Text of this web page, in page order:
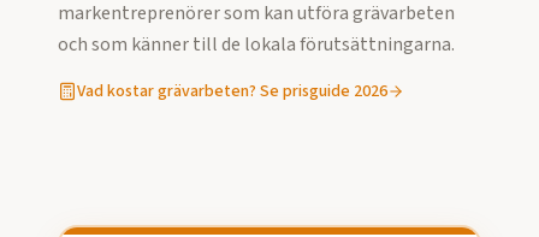
markentreprenörer som kan utföragrävarbeten
och som känner till de lokala förutsättningarna.
Vad kostargrävarbeten? Se prisguide 2026